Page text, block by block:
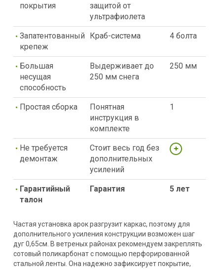
покрытия
защитой от
ультрафиолета
Запатентованный
крепеж
Краб-система 4 болта
Большая
несущая
способность
Выдерживает до
250 мм снега
250 мм
Простая сборка
Понятная
инструкция в
комплекте
1
Не требуется
демонтаж
Стоит весь год без
дополнительных
усилений
Гарантийный
талон
Гарантия 5 лет
Частая установка арок разгрузит каркас, поэтому для
дополнительного усиления конструкции возможен шаг
дуг 0,65см. В ветреных районах рекомендуем закреплять
сотовый поликарбонат с помощью перфорированной
стальной ленты. Она надежно зафиксирует покрытие,